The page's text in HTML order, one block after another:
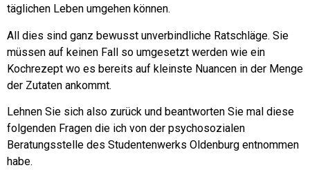
täglichen Leben umgehen können.
All dies sind ganz bewusst unverbindliche Ratschläge. Sie
müssen auf keinen Fall so umgesetzt werden wie ein
Kochrezept wo es bereits auf kleinste Nuancen in der Menge
der Zutaten ankommt.
Lehnen Sie sich also zurück und beantworten Sie mal diese
folgenden Fragen die ich von der psychosozialen
Beratungsstelle des Studentenwerks Oldenburg entnommen
habe.